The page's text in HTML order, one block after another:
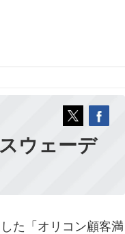
ウェーデ
た「オリコン顧客満